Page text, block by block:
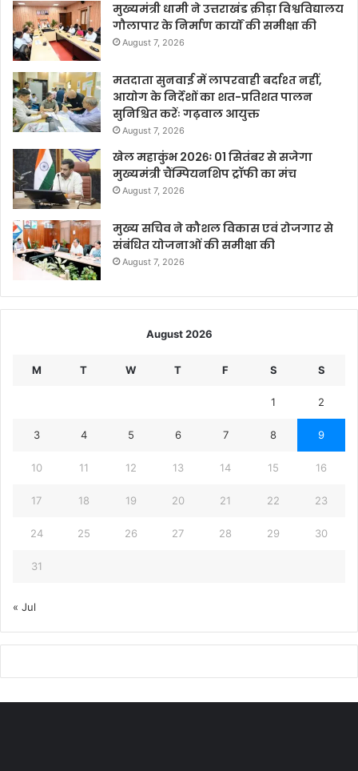
मुख्यमंत्री धामी ने उत्तराखंड क्रीड़ा विश्वविद्यालय
गौलापार के निर्माण कार्यों की समीक्षा की
August 7, 2026
मतदाता सुनवाई में लापरवाही बर्दाश्त नहीं,
आयोग के निर्देशों का शत-प्रतिशत पालन
सुनिश्चित करेंः गढ़वाल आयुक्त
August 7, 2026
खेल महाकुंभ 2026ः 01 सितंबर से सजेगा
मुख्यमंत्री चैंम्पियनशिप ट्रॉफी का मंच
August 7, 2026
मुख्य सचिव ने कौशल विकास एवं रोजगार से
संबंधित योजनाओं की समीक्षा की
August 7, 2026
August 2026
M T W T F S S
1 2
3 4 5 6 7 8 9
10 11 12 13 14 15 16
17 18 19 20 21 22 23
24 25 26 27 28 29 30
31
« Jul